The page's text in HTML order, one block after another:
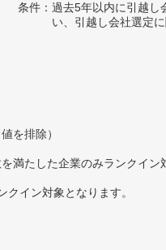
条件：過去5年以内に引越し
い、引越し会社選定
を排除）
満たした企業のみランクイン
イン対象となります。